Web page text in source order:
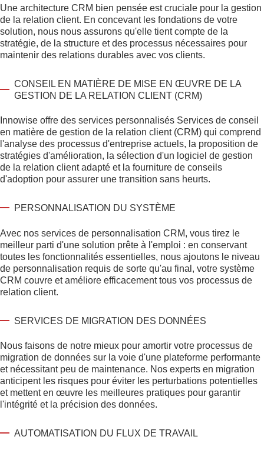
Une architecture CRM bien pensée est cruciale pour la gestion
de la relation client. En concevant les fondations de votre
solution, nous nous assurons qu'elle tient compte de la
stratégie, de la structure et des processus nécessaires pour
maintenir des relations durables avec vos clients.
CONSEIL EN MATIÈRE DE MISE EN ŒUVRE DE LA
GESTION DE LA RELATION CLIENT (CRM)
Innowise offre des services personnalisés Services de conseil
en matière de gestion de la relation client (CRM) qui comprend
l'analyse des processus d'entreprise actuels, la proposition de
stratégies d'amélioration, la sélection d'un logiciel de gestion
de la relation client adapté et la fourniture de conseils
d'adoption pour assurer une transition sans heurts.
PERSONNALISATION DU SYSTÈME
Avec nos services de personnalisation CRM, vous tirez le
meilleur parti d'une solution prête à l'emploi : en conservant
toutes les fonctionnalités essentielles, nous ajoutons le niveau
de personnalisation requis de sorte qu'au final, votre système
CRM couvre et améliore efficacement tous vos processus de
relation client.
SERVICES DE MIGRATION DES DONNÉES
Nous faisons de notre mieux pour amortir votre processus de
migration de données sur la voie d'une plateforme performante
et nécessitant peu de maintenance. Nos experts en migration
anticipent les risques pour éviter les perturbations potentielles
et mettent en œuvre les meilleures pratiques pour garantir
l'intégrité et la précision des données.
AUTOMATISATION DU FLUX DE TRAVAIL